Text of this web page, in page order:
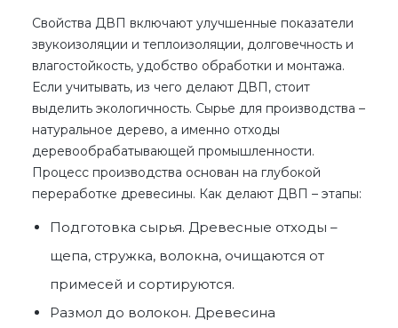
Свойства ДВП включают улучшенные показатели
звукоизоляции и теплоизоляции, долговечность и
влагостойкость, удобство обработки и монтажа.
Если учитывать, из чего делают ДВП, стоит
выделить экологичность. Сырье для производства –
натуральное дерево, а именно отходы
деревообрабатывающей промышленности.
Процесс производства основан на глубокой
переработке древесины. Как делают ДВП – этапы:
Подготовка сырья. Древесные отходы –
щепа, стружка, волокна, очищаются от
примесей и сортируются.
Размол до волокон. Древесина